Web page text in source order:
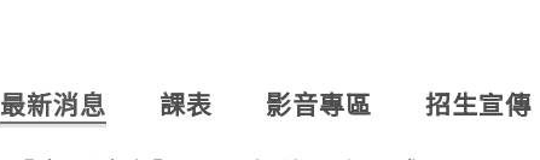
最新消息 課表 影音專區
招生宣傳